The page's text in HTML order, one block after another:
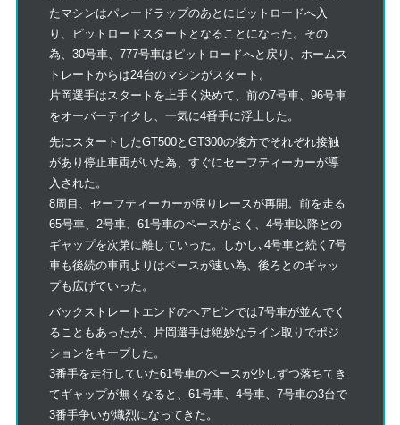
たマシンはパレードラップのあとにピットロードへ入
り、ピットロードスタートとなることになった。その
為、30号車、777号車はピットロードへと戻り、ホームス
トレートからは24台のマシンがスタート。
片岡選手はスタートを上手く決めて、前の7号車、96号車
をオーバーテイクし、一気に4番手に浮上した。
先にスタートしたGT500とGT300の後方でそれぞれ接触
があり停止車両がいた為、すぐにセーフティーカーが導
入された。
8周目、セーフティーカーが戻りレースが再開。前を走る
65号車、2号車、61号車のペースがよく、4号車以降との
ギャップを次第に離していった。しかし､4号車と続く7号
車も後続の車両よりはペースが速い為、後ろとのギャッ
プも広げていった。
バックストレートエンドのヘアピンでは7号車が並んでく
ることもあったが、片岡選手は絶妙なライン取りでポジ
ションをキープした。
3番手を走行していた61号車のペースが少しずつ落ちてき
てギャップが無くなると、61号車、4号車、7号車の3台で
3番手争いが熾烈になってきた。